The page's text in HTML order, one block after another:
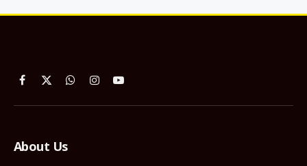
Facebook
X
WhatsApp
InstagramYouTube
About Us